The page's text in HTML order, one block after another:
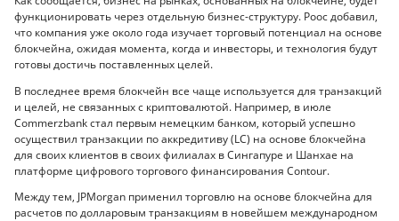
функционировать через отдельную бизнес-структуру. Роос добавил,
что компания уже около года изучает торговый потенциал на основе
блокчейна, ожидая момента, когда и инвесторы, и технология будут
готовы достичь поставленных целей.
В последнее время блокчейн все чаще используется для транзакций
и целей, не связанных с криптовалютой. Например, в июле
Commerzbank стал первым немецким банком, который успешно
осуществил транзакции по аккредитиву (LC) на основе блокчейна
для своих клиентов в своих филиалах в Сингапуре и Шанхае на
платформе цифрового торгового финансирования Contour.
Между тем, JPMorgan применил торговлю на основе блокчейна для
расчетов по долларовым транзакциям в новейшем международном